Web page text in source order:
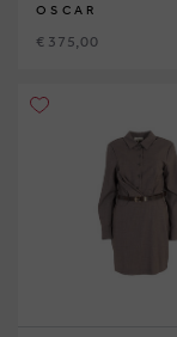
OSCAR
€ 375,00